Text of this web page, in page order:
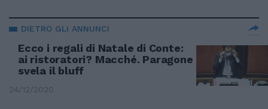
DIETRO GLI ANNUNCI
Ecco i regali di Natale di Conte:
ai ristoratori? Macché. Paragone
svela il bluff
24/12/2020